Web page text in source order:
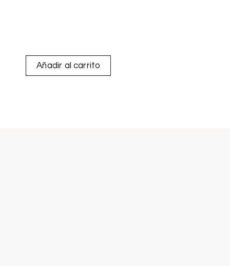
Añadir al carrito